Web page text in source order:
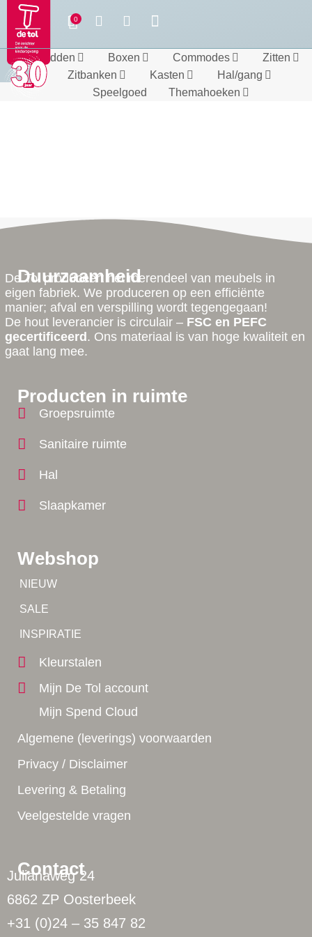
Bedden Boxen Commodes
Zitten
Zitbanken
Kasten
Hal/gang
Speelgoed
Themahoeken
Contact
Julianaweg 24
6862 ZP Oosterbeek
+31 (0)24 – 35 847 82
Webshop
NIEUW
SALE
INSPIRATIE
Kleurstalen
Mijn De Tol account
Mijn Spend Cloud
Algemene (leverings) voorwaarden
Privacy / Disclaimer
Levering & Betaling
Veelgestelde vragen
Producten in ruimte
Groepsruimte
Sanitaire ruimte
Hal
Slaapkamer
Duurzaamheid
De Tol produceert het merendeel van meubels in
eigen fabriek. We produceren op een efficiënte
manier; afval en verspilling wordt tegengegaan!
De hout leverancier is circulair – FSC en PEFC
gecertificeerd . Ons materiaal is van hoge kwaliteit en
gaat lang mee.